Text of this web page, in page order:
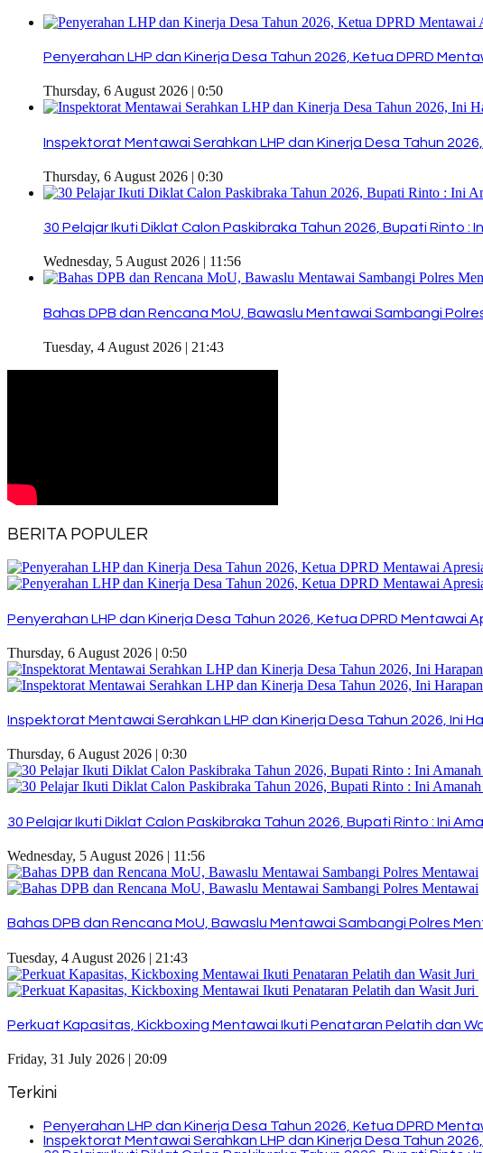
Penyerahan LHP dan Kinerja Desa Tahun 2026, Ketua DPRD
Thursday, 6 August 2026 | 0:50
Inspektorat Mentawai Serahkan LHP dan Kinerja Desa Tahun
Thursday, 6 August 2026 | 0:30
30 Pelajar Ikuti Diklat Calon Paskibraka Tahun 2026, Bupati Rinto :
Wednesday, 5 August 2026 | 11:56
Bahas DPB dan Rencana MoU, Bawaslu Mentawai Sambangi
Tuesday, 4 August 2026 | 21:43
BERITA POPULER
Penyerahan LHP dan Kinerja Desa Tahun 2026, Ketua DPRD Mentawai
Thursday, 6 August 2026 | 0:50
Inspektorat Mentawai Serahkan LHP dan Kinerja Desa Tahun 2026, Ini
Thursday, 6 August 2026 | 0:30
30 Pelajar Ikuti Diklat Calon Paskibraka Tahun 2026, Bupati Rinto : Ini
Wednesday, 5 August 2026 | 11:56
Bahas DPB dan Rencana MoU, Bawaslu Mentawai Sambangi Polres
Tuesday, 4 August 2026 | 21:43
Perkuat Kapasitas, Kickboxing Mentawai Ikuti Penataran Pelatih dan
Friday, 31 July 2026 | 20:09
Terkini
Penyerahan LHP dan Kinerja Desa Tahun 2026, Ketua DPRD
Inspektorat Mentawai Serahkan LHP dan Kinerja Desa Tahun